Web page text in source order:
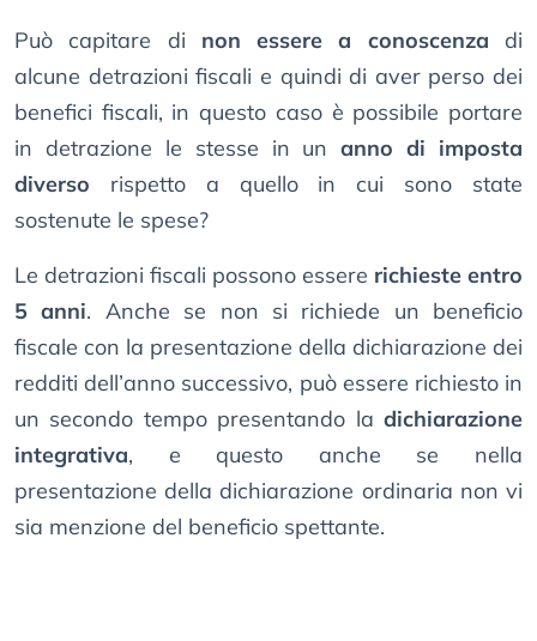
Può capitare di non essere a conoscenza di
alcune detrazioni fiscali e quindi di aver perso dei
benefici fiscali, in questo caso è possibile portare
in detrazione le stesse in unanno di imposta
diverso rispetto a quello in cui sono state
sostenute le spese?
Le detrazioni fiscali possono essere richieste entro
5 anni. Anche se non si richiede un beneficio
fiscale con la presentazione della dichiarazione dei
redditi dell’anno successivo, può essere richiesto in
un secondo tempo presentando la dichiarazione
integrativa, e questo anche se nella
presentazione della dichiarazione ordinaria non vi
sia menzione del beneficio spettante.